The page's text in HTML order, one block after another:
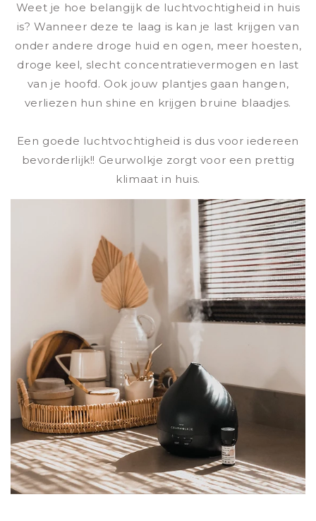
Weet je hoe belangijk de luchtvochtigheid in huis
is? Wanneer deze te laag is kan je last krijgen van
onder andere droge huid en ogen, meer hoesten,
droge keel, slecht concentratievermogen en last
van je hoofd. Ook jouw plantjes gaan hangen,
verliezen hun shine en krijgen bruine blaadjes.
Een goede luchtvochtigheid is dus voor iedereen
bevorderlijk!! Geurwolkje zorgt voor een prettig
klimaat in huis.